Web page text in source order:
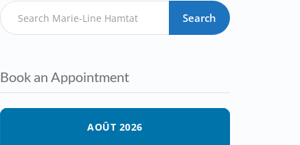
Search
Book an Appointment
AOÛT 2026